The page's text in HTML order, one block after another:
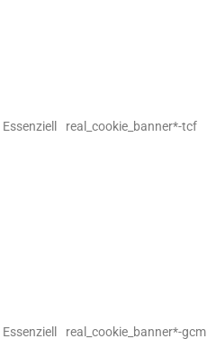
Essenziell real_cookie_banner*-tcf
Essenziell real_cookie_banner*-gcm